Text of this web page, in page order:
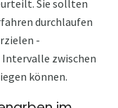
Sie sollten
durchlaufen
-
zwischen
können.